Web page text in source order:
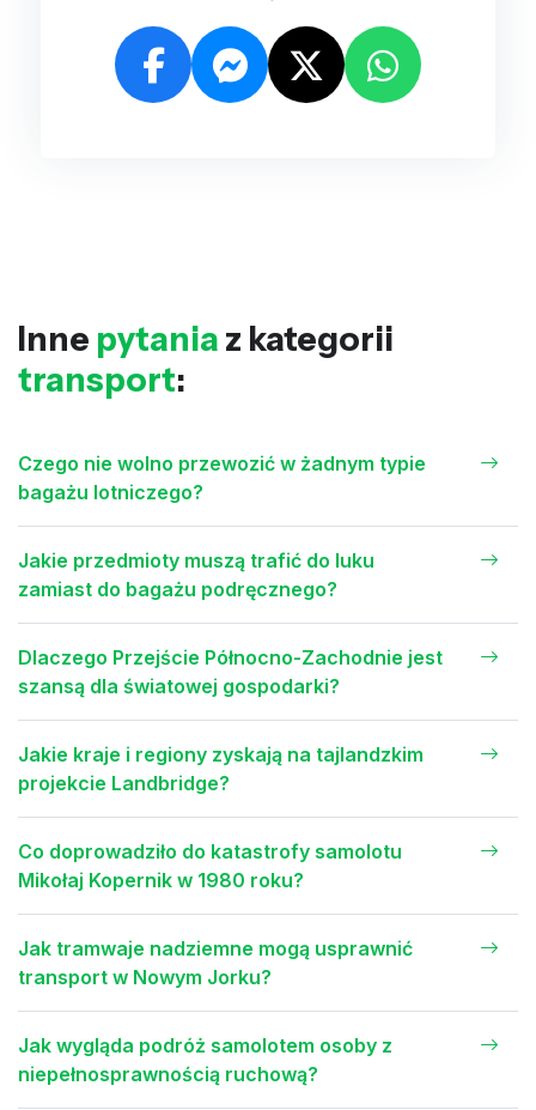
Inne pytania z kategorii
transport:
Czego nie wolno przewozić w żadnym typie
bagażu lotniczego?
Jakie przedmioty muszą trafić do luku
zamiast do bagażu podręcznego?
Dlaczego Przejście Północno-Zachodnie jest
szansą dla światowej gospodarki?
Jakie kraje i regiony zyskają na tajlandzkim
projekcie Landbridge?
Co doprowadziło do katastrofy samolotu
Mikołaj Kopernik w 1980 roku?
Jak tramwaje nadziemne mogą usprawnić
transport w Nowym Jorku?
Jak wygląda podróż samolotem osoby z
niepełnosprawnością ruchową?